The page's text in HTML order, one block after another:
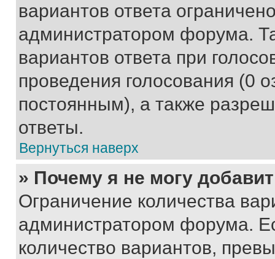
вариантов ответа
администратором форума.
вариантов ответа при
проведения голосования (0
постоянным), а также
ответы.
Вернуться наверх
» Почему я не могу
Ограничение количества
администратором форума.
количество вариантов,